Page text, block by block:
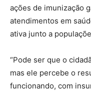
ações de imunização
atendimentos em
ativa junto a
“Pode ser que o
mas ele percebe o
funcionando, com